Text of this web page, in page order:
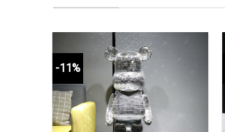
-11%